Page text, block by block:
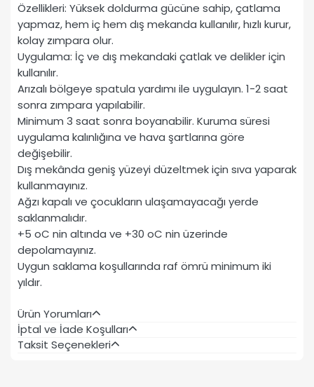
Özellikleri: Yüksek doldurma gücüne sahip, çatlama
yapmaz, hem iç hem dış mekanda kullanılır, hızlı kurur,
kolay zımpara olur.
Uygulama: İç ve dış mekandaki çatlak ve delikler için
kullanılır.
Arızalı bölgeye spatula yardımı ile uygulayın. 1-2 saat
sonra zımpara yapılabilir.
Minimum 3 saat sonra boyanabilir. Kuruma süresi
uygulama kalınlığına ve hava şartlarına göre
değişebilir.
Dış mekânda geniş yüzeyi düzeltmek için sıva yaparak
kullanmayınız.
Ağzı kapalı ve çocukların ulaşamayacağı yerde
saklanmalıdır.
+5 oC nin altında ve +30 oC nin üzerinde
depolamayınız.
Uygun saklama koşullarında raf ömrü minimum iki
yıldır.
Ürün Yorumları
İptal ve İade Koşulları
Taksit Seçenekleri